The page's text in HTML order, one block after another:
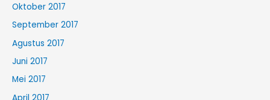
Oktober 2017
September 2017
Agustus 2017
Juni 2017
Mei 2017